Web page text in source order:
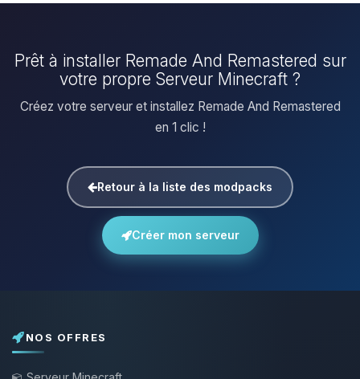
Prêt à installer Remade And Remastered sur
votre propre Serveur Minecraft ?
Créez votre serveur et installez Remade And Remastered
en 1 clic !
Retour à la liste des modpacks
Créer mon serveur
NOS OFFRES